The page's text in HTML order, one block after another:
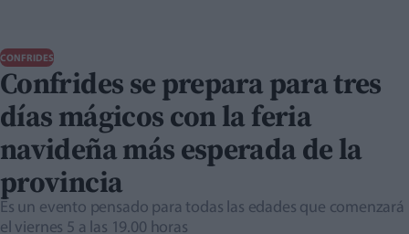
CONFRIDES
Confrides se prepara para tres
días mágicos con la feria
navideña más esperada de la
provincia
Es un evento pensado para todas las edades que comenzará
el viernes 5 a las 19.00 horas